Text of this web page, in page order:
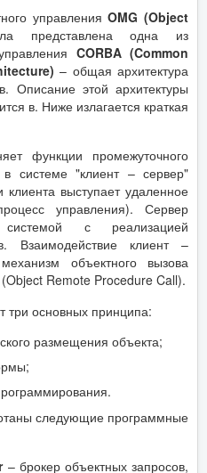
управленияOMG (Object
представлена одна из
CORBA (Common
– общая архитектура
Описание этой архитектуры
в. Ниже излагается краткая
функции промежуточного
в системе "клиент – сервер"
выступает удаленное
управления). Сервер
с реализацией
Взаимодействие клиент –
объектного вызова
Remote Procedure Call).
три основных принципа:
размещения объекта;
следующие программные
– брокер объектных запросов,